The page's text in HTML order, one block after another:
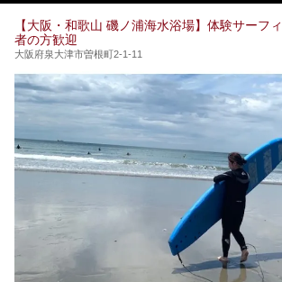
【大阪・和歌山 磯ノ浦海水浴場】体験サーフ
者の方歓迎
大阪府泉大津市曽根町2-1-11